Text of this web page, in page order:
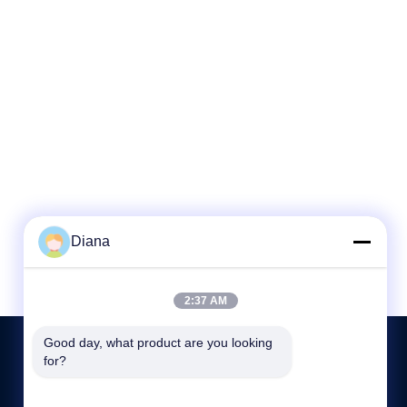
Diana
2:37 AM
Good day, what product are you looking
for?